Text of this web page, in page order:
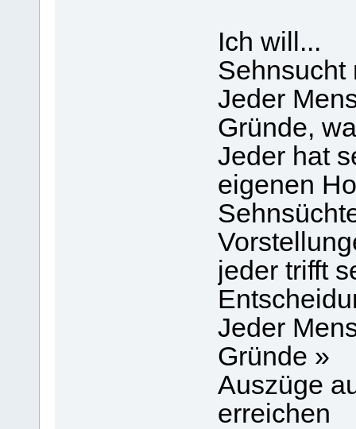
Ich will...
Sehnsucht
Jeder
Gründe,
Jeder hat
eigenen
jeder trifft
Jeder
Gründe »
Auszüge
erreichen